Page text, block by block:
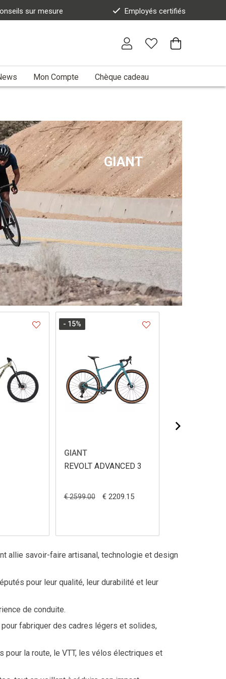
sur mesure Employés certifiés
Mon Compte Chèque cadeau
GIANT
GIANT
REVOLT ADVANCED 3
€ 2599.00 € 2209.15
- 15%
allie savoir-faire artisanal, technologie et design
pour leur qualité, leur durabilité et leur
de conduite.
fabriquer des cadres légers et solides,
la route, le VTT, les vélos électriques et